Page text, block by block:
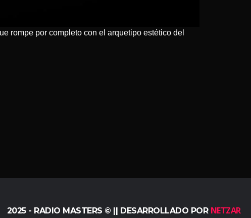
rompe por completo con el arquetipo estético del
2025 - RADIO MASTERS © || DESARROLLADO POR NETZAR